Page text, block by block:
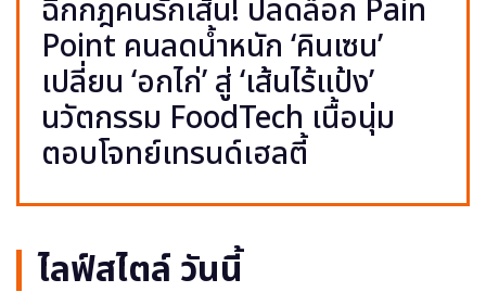
ฉีกกฎคนรักเส้น! ปลดล็อก Pain
Point คนลดน้ำหนัก ‘คินเซน’
เปลี่ยน ‘อกไก่’ สู่ ‘เส้นไร้แป้ง’
นวัตกรรม FoodTech เนื้อนุ่ม
ตอบโจทย์เทรนด์เฮลตี้
ไลฟ์สไตล์ วันนี้